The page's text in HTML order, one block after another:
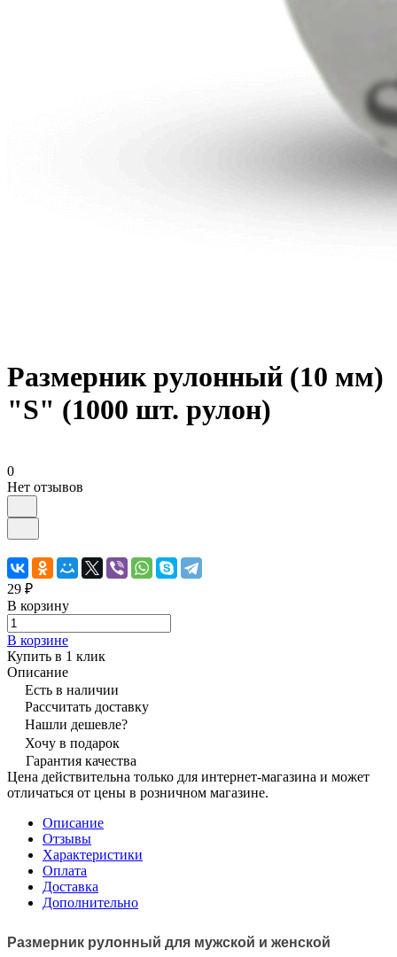
Размерник рулонный (10 мм)
"S" (1000 шт. рулон)
0
Нет отзывов
29 ₽
В корзину
В корзине
Купить в 1 клик
Описание
Есть в наличии
Рассчитать доставку
Нашли дешевле?
Хочу в подарок
Гарантия качества
Цена действительна только для интернет-магазина и может
отличаться от цены в розничном магазине.
Описание
Отзывы
Характеристики
Оплата
Доставка
Дополнительно
Размерник рулонный для мужской и женской